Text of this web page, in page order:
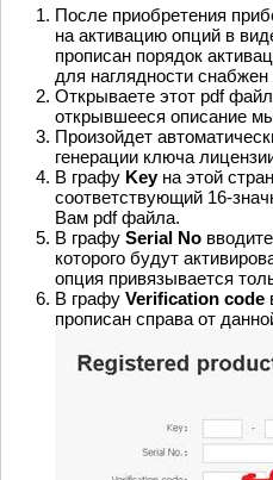
После приобретения
на активацию опций в
прописан порядок
для наглядности
Открываете этот pdf
открывшееся описание
Произойдет
генерации ключа
В графу Keyна этой
соответствующий 16-
Вам pdf файла.
В графу Serial No
которого будут
опция привязывается
В графу Verification code
прописан справа от